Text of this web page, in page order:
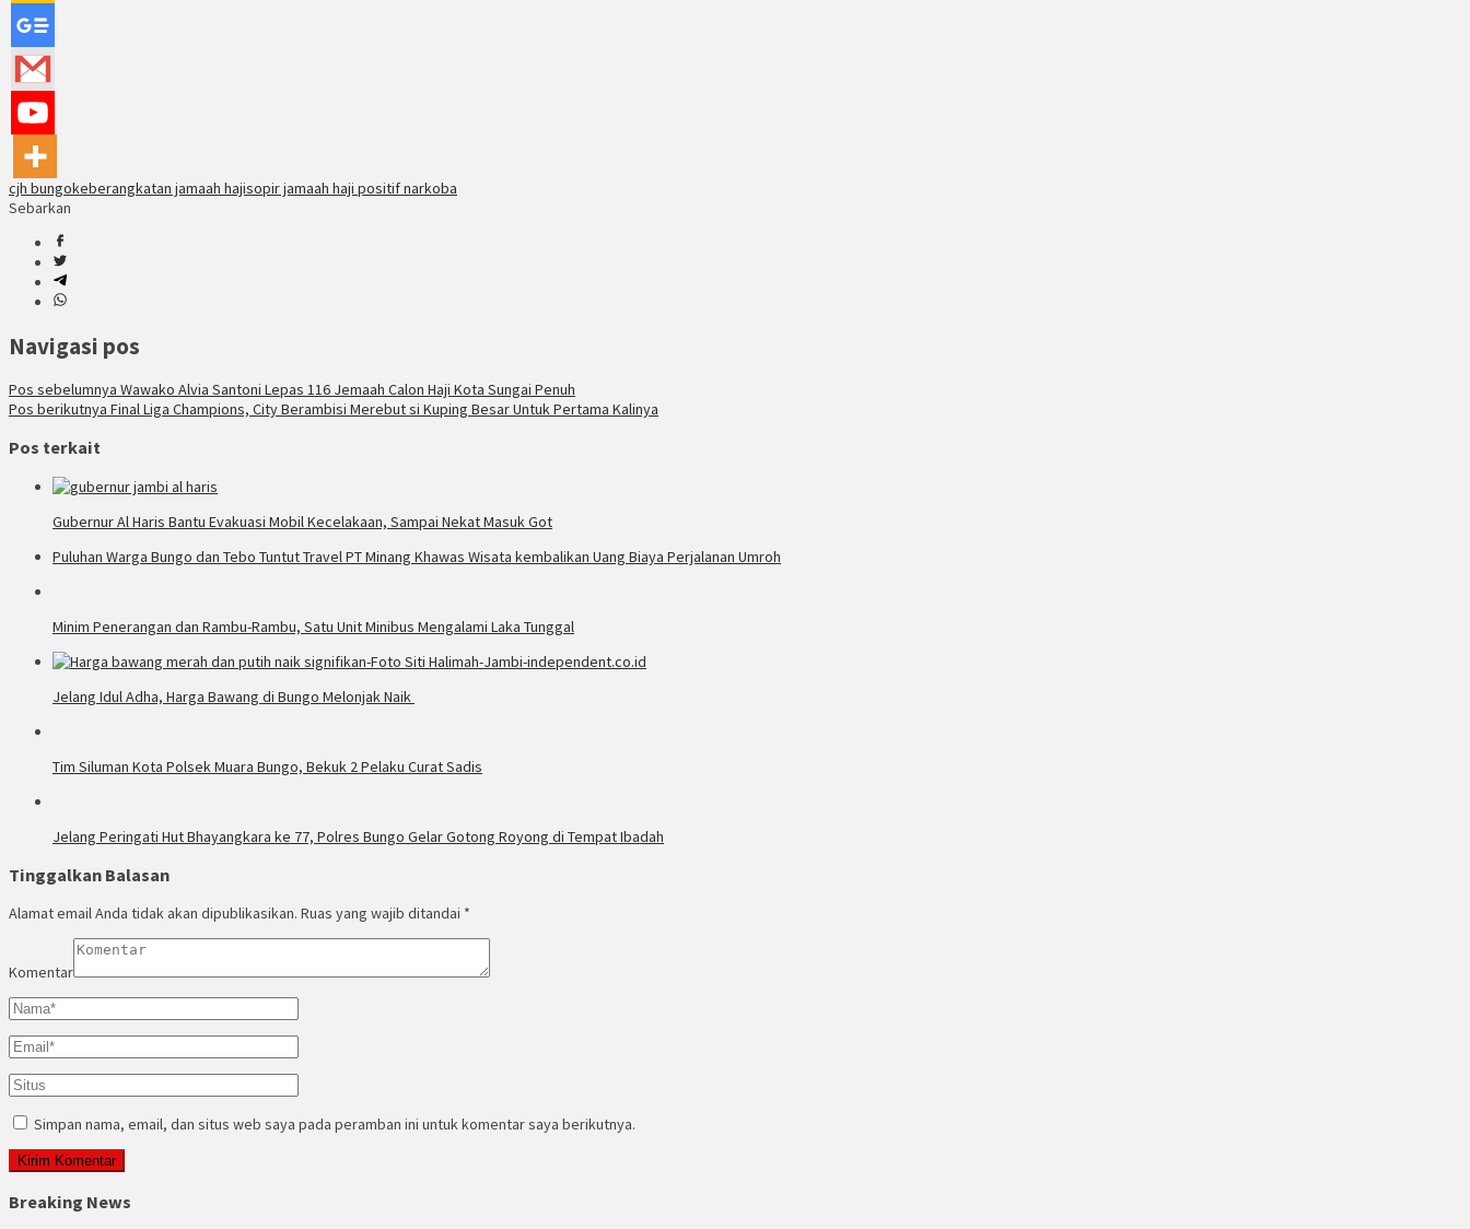
cjh bungokeberangkatan jamaah hajisopir jamaah haji positif narkoba
Sebarkan
Navigasi pos
Pos sebelumnya Wawako Alvia Santoni Lepas 116 Jemaah Calon Haji Kota Sungai Penuh
Pos berikutnya Final Liga Champions, City Berambisi Merebut si Kuping Besar Untuk Pertama Kalinya
Pos terkait
Gubernur Al Haris Bantu Evakuasi Mobil Kecelakaan, Sampai Nekat Masuk Got
Puluhan Warga Bungo dan Tebo Tuntut Travel PT Minang Khawas Wisata kembalikan Uang Biaya Perjalanan Umroh
Minim Penerangan dan Rambu-Rambu, Satu Unit Minibus Mengalami Laka Tunggal
Jelang Idul Adha, Harga Bawang di Bungo Melonjak Naik
Tim Siluman Kota Polsek Muara Bungo, Bekuk 2 Pelaku Curat Sadis
Jelang Peringati Hut Bhayangkara ke 77, Polres Bungo Gelar Gotong Royong di Tempat Ibadah
Tinggalkan Balasan
Alamat email Anda tidak akan dipublikasikan. Ruas yang wajib ditandai *
Komentar
Simpan nama, email, dan situs web saya pada peramban ini untuk komentar saya berikutnya.
Breaking News